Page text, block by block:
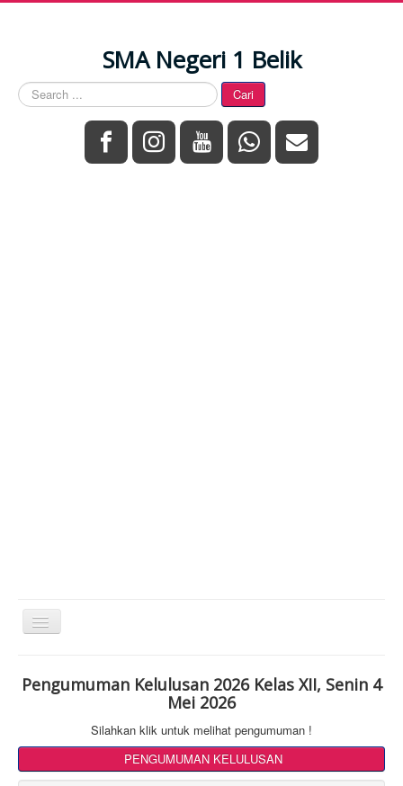
SMA Negeri 1 Belik
Search
...
Cari
Toggle
Navigation
Pengumuman Kelulusan 2026 Kelas XII, Senin 4
Mei 2026
Silahkan klik untuk melihat pengumuman !
PENGUMUMAN KELULUSAN